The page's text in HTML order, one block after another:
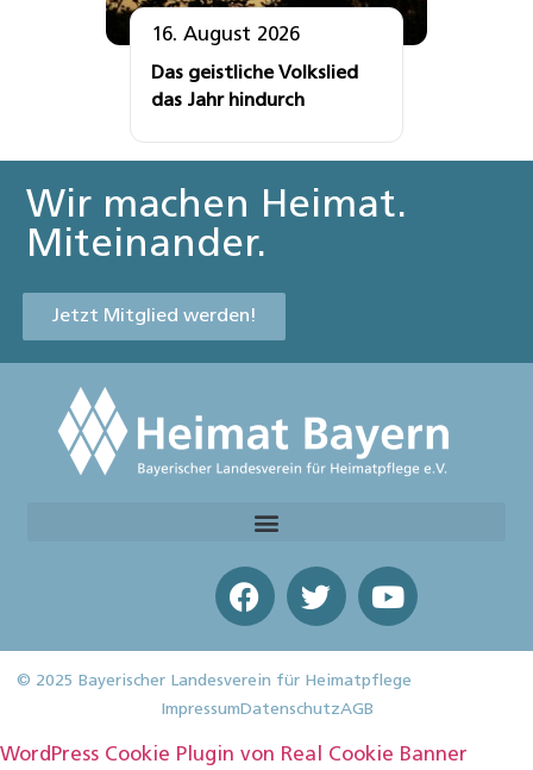
16. August 2026
Das geistliche Volkslied
das Jahr hindurch
Wir machen Heimat.
Miteinander.
Jetzt Mitglied werden!
© 2025 Bayerischer Landesverein für Heimatpflege
ImpressumDatenschutzAGB
WordPress Cookie Plugin von Real Cookie Banner